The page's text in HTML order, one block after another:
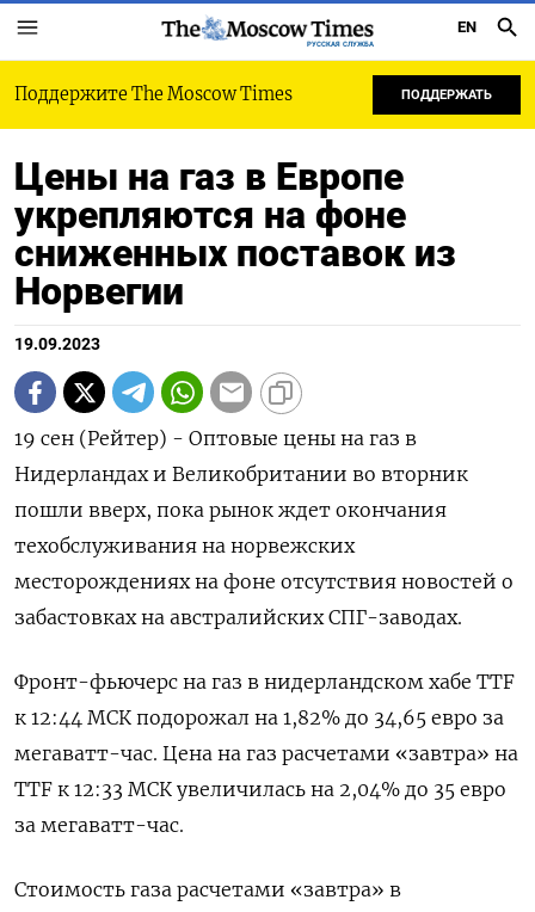
РУССКАЯ СЛУЖБА
EN
Поддержите The Moscow Times ПОДДЕРЖАТЬ
Цены на газ в Европе
укрепляются на фоне
сниженных поставок из
Норвегии
19.09.2023
19 сен (Рейтер) - Оптовые цены на газ в
Нидерландах и Великобритании во вторник
пошли вверх, пока рынок ждет окончания
техобслуживания на норвежских
месторождениях на фоне отсутствия новостей о
забастовках на австралийских СПГ-заводах.
Фронт-фьючерс на газ в нидерландском хабе TTF
к 12:44 МСК подорожал на 1,82% до 34,65 евро за
мегаватт-час. Цена на газ расчетами «завтра» на
TTF к 12:33 МСК увеличилась на 2,04% до 35 евро
за мегаватт-час.
Стоимость газа расчетами «завтра» в